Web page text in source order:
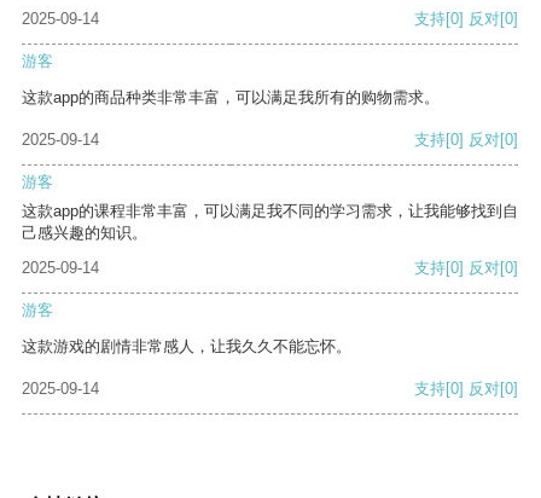
2025-09-14
支持[0] 反对[0]
游客
这款app的商品种类非常丰富，可以满足我所有的购物需求。
2025-09-14 支持[0] 反对[0]
游客
这款app的课程非常丰富，可以满足我不同的学习需求，让我能够找到自
己感兴趣的知识。
2025-09-14
支持[0] 反对[0]
游客
这款游戏的剧情非常感人，让我久久不能忘怀。
2025-09-14 支持[0] 反对[0]